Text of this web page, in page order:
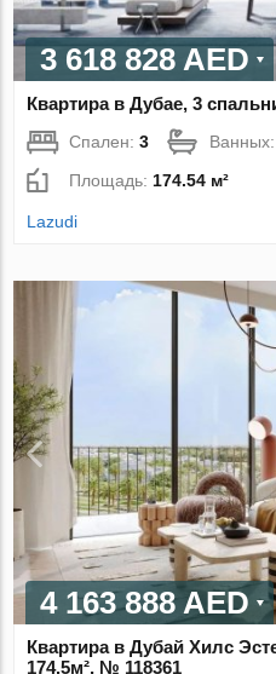
3 618 828 AED
Квартира в Дубае, 3
Спален:3
Площадь:174.54 м²
Lazudi
4 163 888 AED
Квартира в Дубай Хилс
174.5м², № 118361